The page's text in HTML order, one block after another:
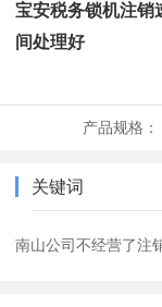
宝安税务锁机注销
间处理好
产品规格：
关键词
南山公司不经营了注